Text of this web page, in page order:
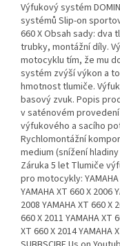
Výfukový systém
systémů Slip-on
660 X Obsah sady: dva
trubky, montážní díly.
motocyklu tím, že mu
systém zvýší výkon a
hmotnost tlumiče.
basový zvuk. Popis
v saténovém
výfukového a sacího
Rychlomontážní
medium (snížení
Záruka 5 let Tlumiče
pro motocykly: YAMAHA
YAMAHA XT 660 X 2006
2008 YAMAHA XT 660 X
660 X 2011 YAMAHA XT
XT 660 X 2014 YAMAHA